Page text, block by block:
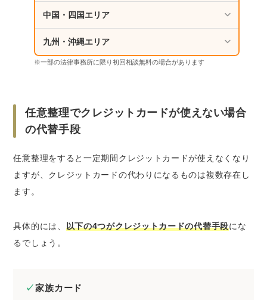
中国・四国エリア
九州・沖縄エリア
※一部の法律事務所に限り初回相談無料の場合があります
任意整理でクレジットカードが使えない場合
の代替手段
任意整理をすると一定期間クレジットカードが使えなくなり
ますが、クレジットカードの代わりになるものは複数存在し
ます。
具体的には、 以下の4つがクレジットカードの代替手段にな
るでしょう。
家族カード